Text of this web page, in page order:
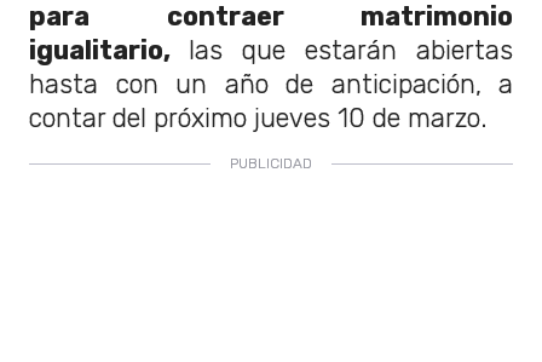
para contraer matrimonio
igualitario,
las que estarán abiertas
hasta con un año de anticipación, a
contar del próximo jueves 10 de marzo.